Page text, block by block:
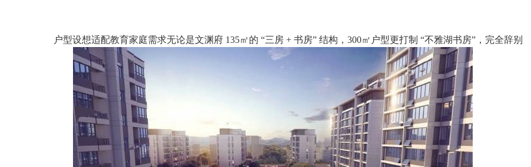
户型设想适配教育家庭需求无论是文渊府 135㎡的 “三房 + 书房” 结构，300㎡户型更打制 “不雅湖书房”，完全辞别